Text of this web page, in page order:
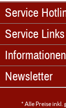
Service
Service Links
Informationen
Newsletter
* Alle Preise inkl.